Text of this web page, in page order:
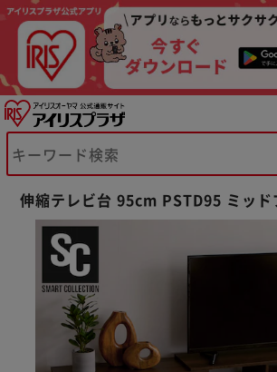
伸縮テレビ台 95cm PSTD95 ミッド